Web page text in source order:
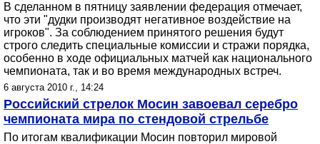
В сделанном в пятницу заявлении федерация отмечает,
что эти "дудки производят негативное воздействие на
игроков". За соблюдением принятого решения будут
строго следить специальные комиссии и стражи порядка,
особенно в ходе официальных матчей как национального
чемпионата, так и во время международных встреч.
6 августа 2010 г., 14:24
Российский стрелок Мосин завоевал серебро
чемпионата мира по стендовой стрельбе
По итогам квалификации Мосин повторил мировой